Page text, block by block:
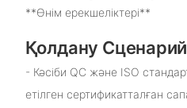
**Өнім ерекшеліктері**
Қолдану
- Кәсіби QC және ISO
етілген сертификатталған